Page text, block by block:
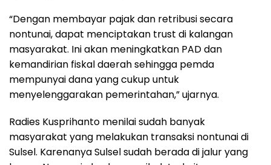
“Dengan membayar pajak dan retribusi secara
nontunai, dapat menciptakan trust di kalangan
masyarakat. Ini akan meningkatkan PAD dan
kemandirian fiskal daerah sehingga pemda
mempunyai dana yang cukup untuk
menyelenggarakan pemerintahan,” ujarnya.
Radies Kusprihanto menilai sudah banyak
masyarakat yang melakukan transaksi nontunai di
Sulsel. Karenanya Sulsel sudah berada di jalur yang